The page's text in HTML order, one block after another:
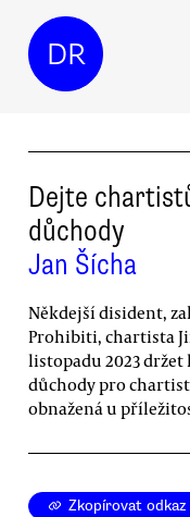
DR
Dejte
důchody
Jan Šícha
Někdejší disident,
Prohibiti, chartista
listopadu 2023
důchody pro
obnažená u
Zkopírovat odkaz